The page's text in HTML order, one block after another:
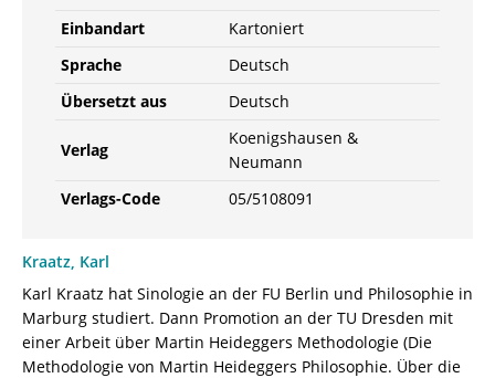
Einbandart
Kartoniert
Sprache
Deutsch
Übersetzt aus
Deutsch
Verlag
Koenigshausen &
Neumann
Verlags-Code
05/5108091
Kraatz, Karl
Karl Kraatz hat Sinologie an der FU Berlin und Philosophie in
Marburg studiert. Dann Promotion an der TU Dresden mit
einer Arbeit über Martin Heideggers Methodologie (Die
Methodologie von Martin Heideggers Philosophie. Über die